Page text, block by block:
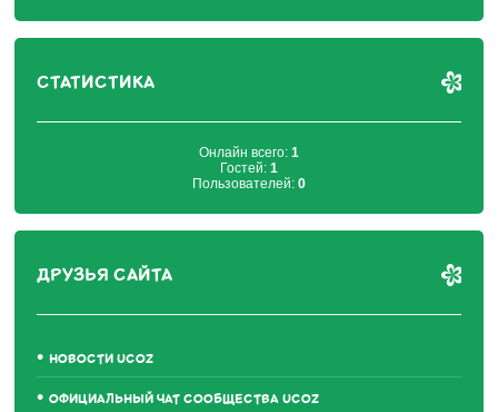
СТАТИСТИКА
Онлайн всего: 1
Гостей: 1
Пользователей: 0
ДРУЗЬЯ САЙТА
НОВОСТИ UCOZ
ОФИЦИАЛЬНЫЙ ЧАТ СООБЩЕСТВА UCOZ